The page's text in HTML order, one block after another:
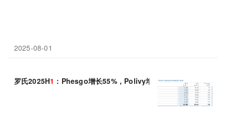
2025-08-01
罗氏2025H1 ：Phesgo增长55%，Polivy增长46%，中国区收入